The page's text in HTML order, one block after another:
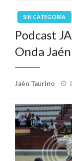
SIN CATEGORÍA
Podcast
Onda
Jaén Taurino